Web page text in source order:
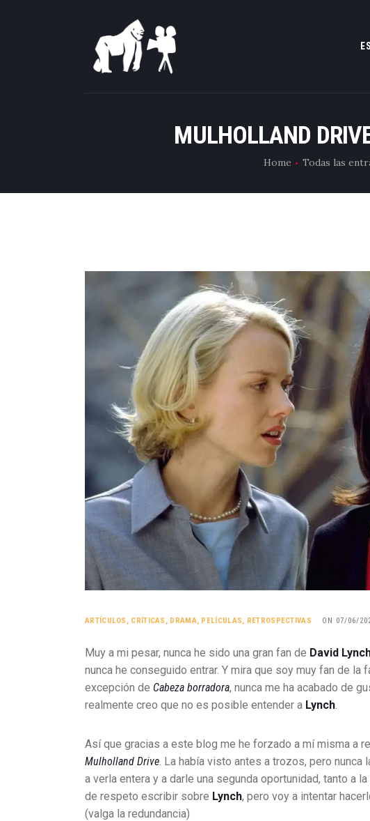
MULHOLLAND
Home Todas las
ARTÍCULOS CRÍTICAS DRAMA, PELÍCULAS RETROSPECTIVAS ON 07/06/
Muy a mi pesar, nunca he sido una gran fan de David
nunca he conseguido entrar. Y mira que soy muy fan de
excepción de Cabeza borradora, nunca me ha acabado de
realmente creo que no es posible entender a Lynch.
Así que gracias a este blog me he forzado a mí misma a
Mulholland Drive . La había visto antes a trozos, pero
a verla entera y a darle una segunda oportunidad, tanto a
de respeto escribir sobre Lynch, pero voy a intentar
(valga la redundancia)